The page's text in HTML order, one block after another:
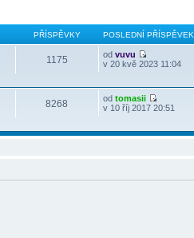
PŘÍSPĚVKY POSLEDNÍ PŘÍSPĚVEK
1175 odvuvu
v 20 kvě 2023 11:04
8268 odtomasii
v 10 říj 2017 20:51